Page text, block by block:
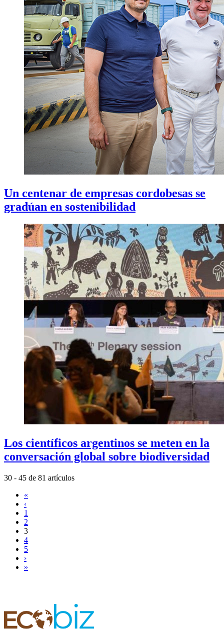
Un centenar de empresas cordobesas se
gradúan en sostenibilidad
Los científicos argentinos se meten en la
conversación global sobre biodiversidad
30 - 45 de 81 artículos
«
‹
1
2
3
4
5
›
»